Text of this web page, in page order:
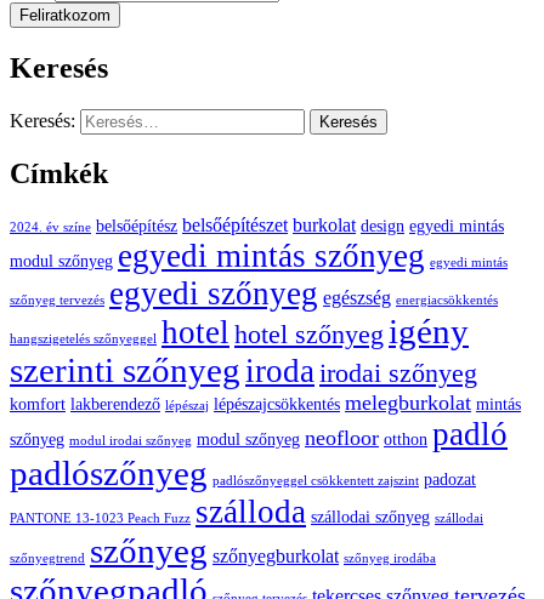
Feliratkozom
Keresés
Keresés:
Címkék
2024. év színe belsőépítész belsőépítészet burkolat design egyedi mintás
modul szőnyeg egyedi mintás szőnyeg egyedi mintás
szőnyeg tervezés egyedi szőnyeg egészség energiacsökkentés
hangszigetelés szőnyeggel hotel hotel szőnyeg igény
szerinti szőnyegirodairodai szőnyeg
komfort lakberendező lépészaj lépészajcsökkentés melegburkolat mintás
szőnyeg modul irodai szőnyeg modul szőnyeg neofloor otthon padló
padlószőnyeg padlószőnyeggel csökkentett zajszint padozat
PANTONE 13-1023 Peach Fuzz szálloda szállodai szőnyeg szállodai
szőnyegtrend szőnyeg szőnyegburkolat szőnyeg irodába
szőnyegpadló